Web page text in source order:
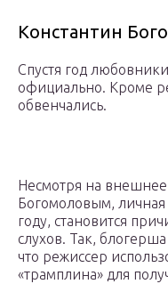
Константин
Спустя год
официально. Кроме
обвенчались.
Несмотря на внешнее
Богомоловым, личная
году, становится
слухов. Так,
что режиссер
«трамплина» для